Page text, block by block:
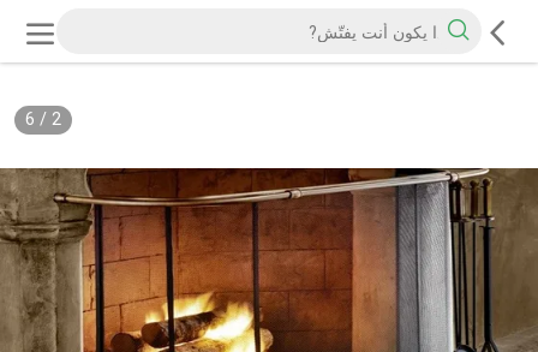
2
/
6